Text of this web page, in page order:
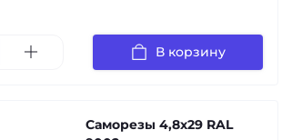
В корзину
Саморезы 4,8х29 RAL